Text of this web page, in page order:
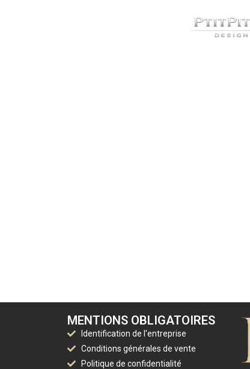
MENTIONS OBLIGATOIRES
Identification de l'entreprise
Conditions générales de vente
Politique de confidentialité